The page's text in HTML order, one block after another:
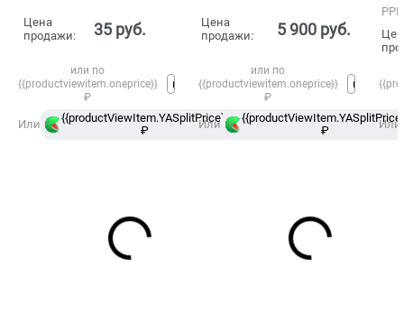
Цена
продажи:
35 руб.
или по
{{productviewitem.oneprice}}
₽
Или
{{productViewItem.YASplitPrice}}
₽
в
Сплит
Цена
продажи:
5 900 руб.
или по
{{productviewitem.oneprice}}
₽
Или
₽
Или